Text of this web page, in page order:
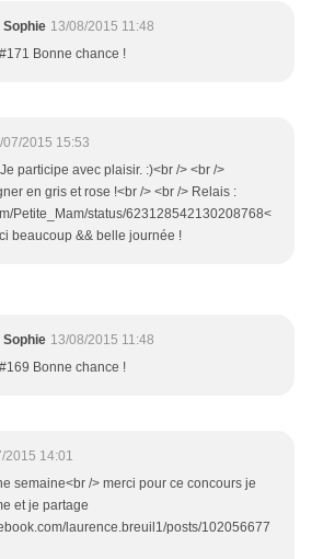
Sophie 13/08/2015 11:48
Bonne chance !
07/2015 15:53
participe avec plaisir. :)<br /> <br />
en gris et rose !<br /> <br /> Relais :
Petite_Mam/status/623128542130208768<
beaucoup && belle journée !
Sophie 13/08/2015 11:48
Bonne chance !
2015 14:01
semaine<br /> merci pour ce concours je
et je partage
laurence.breuil1/posts/102056677